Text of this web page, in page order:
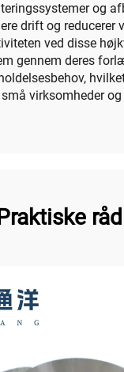
og
drift og reducerer
ved disse
gennem deres
virksomheder
råd